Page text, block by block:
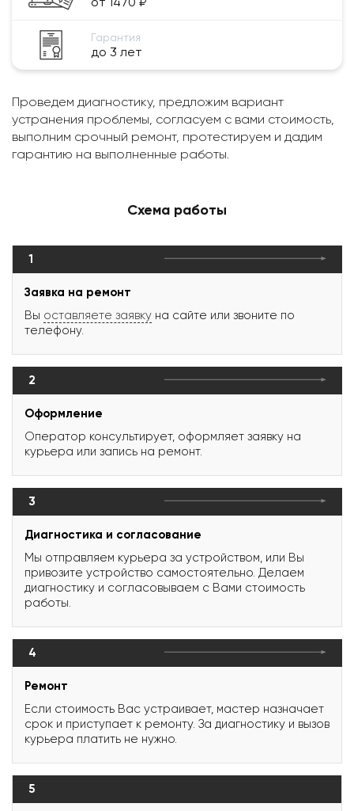
Гарантия
до 3 лет
Проведем диагностику, предложим вариант
устранения проблемы, согласуем с вами стоимость,
выполним срочный ремонт, протестируем и дадим
гарантию на выполненные работы.
Схема работы
1
Заявка на ремонт
Вы оставляете заявку на сайте или звоните по
телефону.
2
Оформление
Оператор консультирует, оформляет заявку на
курьера или запись на ремонт.
3
Диагностика и согласование
Мы отправляем курьера за устройством, или Вы
привозите устройство самостоятельно. Делаем
диагностику и согласовываем с Вами стоимость
работы.
4
Ремонт
Если стоимость Вас устраивает, мастер назначает
срок и приступает к ремонту. За диагностику и вызов
курьера платить не нужно.
5